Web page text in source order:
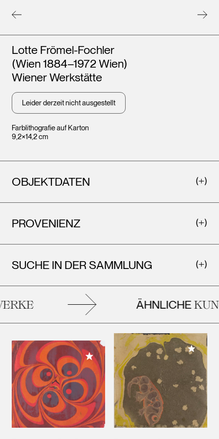
Farblithografie auf Karton
9,2×14,2 cm
Künstler*innen
Lotte Frömel-Fochler
(Wien 1884–1972 Wien)
Wiener Werkstätte
Leider derzeit nicht ausgestellt
OBJEKTDATEN
PROVENIENZ
SUCHE IN DER SAMMLUNG
ÄHNLICHE
Meiner Sammlung hinzufügen
Meiner